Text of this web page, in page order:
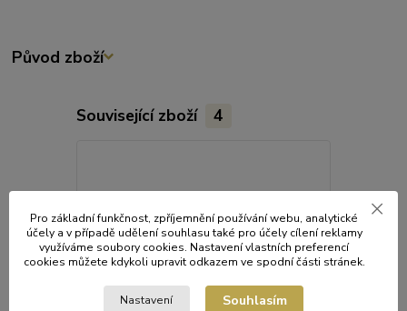
Původ zboží
Související zboží 4
Pro základní funkčnost, zpříjemnění používání webu, analytické
účely a v případě udělení souhlasu také pro účely cílení reklamy
využíváme soubory cookies. Nastavení vlastních preferencí
cookies můžete kdykoli upravit odkazem ve spodní části stránek.
Nastavení Souhlasím